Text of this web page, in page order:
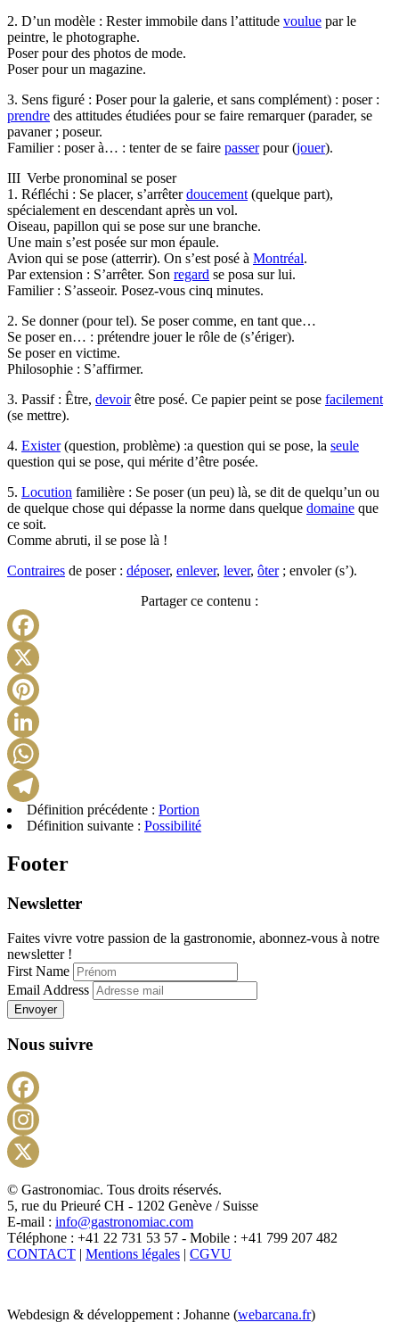
2. D’un modèle : Rester immobile dans l’attitude voulue par le
peintre, le photographe.
Poser pour des photos de mode.
Poser pour un magazine.
3. Sens figuré : Poser pour la galerie, et sans complément) : poser :
prendre des attitudes étudiées pour se faire remarquer (parader, se
pavaner ; poseur.
Familier : poser à… : tenter de se faire passerpour (jouer).
III Verbe pronominal se poser
1. Réfléchi : Se placer, s’arrêterdoucement (quelque part),
spécialement en descendant après un vol.
Oiseau, papillon qui se pose sur une branche.
Une main s’est posée sur mon épaule.
Avion qui se pose (atterrir). On s’est posé à Montréal.
Par extension : S’arrêter. Son regard se posa sur lui.
Familier : S’asseoir. Posez-vous cinq minutes.
2. Se donner (pour tel). Se poser comme, en tant que…
Se poser en… : prétendre jouer le rôle de (s’ériger).
Se poser en victime.
Philosophie : S’affirmer.
3. Passif : Être, devoirêtre posé. Ce papier peint se pose facilement
(se mettre).
4. Exister(question, problème) :a question qui se pose, la seule
question qui se pose, qui mérite d’être posée.
5. Locution familière : Se poser (un peu) là, se dit de quelqu’un ou
de quelque chose qui dépasse la norme dans quelque domaine que
ce soit.
Comme abruti, il se pose là !
Contraires de poser : déposer, enlever, lever, ôter; envoler (s’).
Partager ce contenu :
Définition précédente : Portion
Définition suivante : Possibilité
Footer
Newsletter
Faites vivre votre passion de la gastronomie, abonnez-vous à notre
newsletter !
First Name
Email Address
Envoyer
Nous suivre
X
© Gastronomiac. Tous droits réservés.
5, rue du Prieuré CH - 1202 Genève / Suisse
E-mail : info@gastronomiac.com
Téléphone : +41 22 731 53 57 - Mobile : +41 799 207 482
CONTACT | Mentions légales | CGVU
Webdesign & développement : Johanne (webarcana.fr)